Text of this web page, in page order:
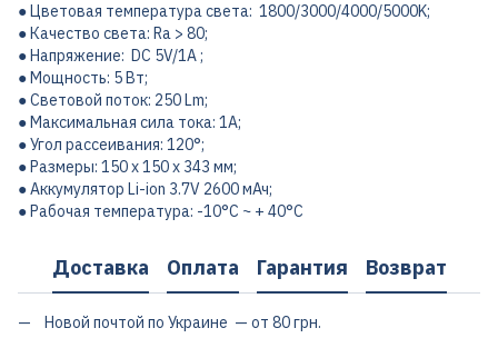
● Цветовая температура света: 1800/3000/4000/5000K;
● Качество света: Ra > 80;
● Напряжение: DC 5V/1A ;
● Мощность: 5 Вт;
● Световой поток: 250 Lm;
● Максимальная сила тока: 1A;
● Угол рассеивания: 120°;
● Размеры: 150 x 150 x 343 мм;
● Аккумулятор Li-ion 3.7V 2600 мАч;
● Рабочая температура: -10°C ~ + 40°С
Доставка Оплата Гарантия Возврат
Новой почтой по Украине — от 80 грн.